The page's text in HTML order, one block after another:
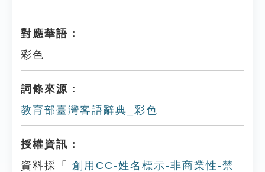
對應華語：
彩色
詞條來源：
教育部臺灣客語辭典_彩色
授權資訊：
資料採「
創用CC-姓名標示-非商業性-禁